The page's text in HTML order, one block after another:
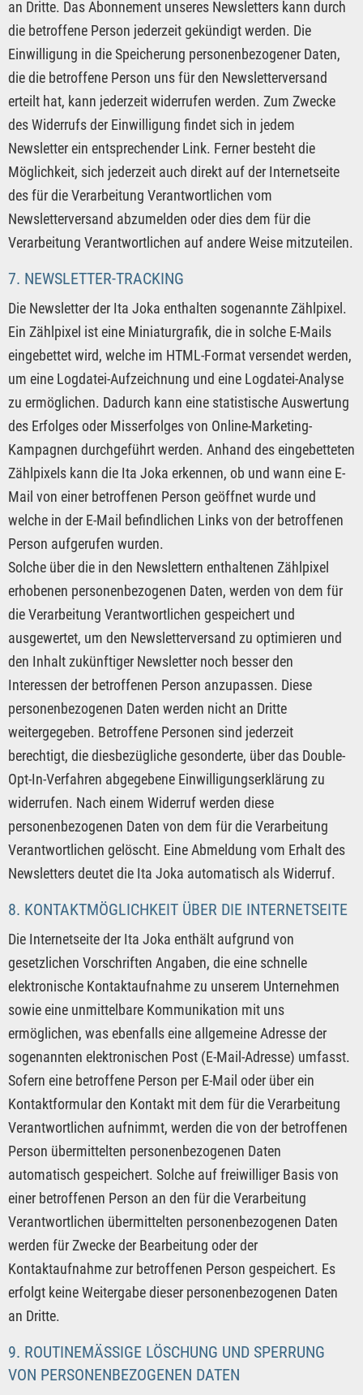
an Dritte. Das Abonnement unseres Newsletters kann durch
die betroffene Person jederzeit gekündigt werden. Die
Einwilligung in die Speicherung personenbezogener Daten,
die die betroffene Person uns für den Newsletterversand
erteilt hat, kann jederzeit widerrufen werden. Zum Zwecke
des Widerrufs der Einwilligung findet sich in jedem
Newsletter ein entsprechender Link. Ferner besteht die
Möglichkeit, sich jederzeit auch direkt auf der Internetseite
des für die Verarbeitung Verantwortlichen vom
Newsletterversand abzumelden oder dies dem für die
Verarbeitung Verantwortlichen auf andere Weise mitzuteilen.
7. NEWSLETTER-TRACKING
Die Newsletter der Ita Joka enthalten sogenannte Zählpixel.
Ein Zählpixel ist eine Miniaturgrafik, die in solche E-Mails
eingebettet wird, welche im HTML-Format versendet werden,
um eine Logdatei-Aufzeichnung und eine Logdatei-Analyse
zu ermöglichen. Dadurch kann eine statistische Auswertung
des Erfolges oder Misserfolges von Online-Marketing-
Kampagnen durchgeführt werden. Anhand des eingebetteten
Zählpixels kann die Ita Joka erkennen, ob und wann eine E-
Mail von einer betroffenen Person geöffnet wurde und
welche in der E-Mail befindlichen Links von der betroffenen
Person aufgerufen wurden.
Solche über die in den Newslettern enthaltenen Zählpixel
erhobenen personenbezogenen Daten, werden von dem für
die Verarbeitung Verantwortlichen gespeichert und
ausgewertet, um den Newsletterversand zu optimieren und
den Inhalt zukünftiger Newsletter noch besser den
Interessen der betroffenen Person anzupassen. Diese
personenbezogenen Daten werden nicht an Dritte
weitergegeben. Betroffene Personen sind jederzeit
berechtigt, die diesbezügliche gesonderte, über das Double-
Opt-In-Verfahren abgegebene Einwilligungserklärung zu
widerrufen. Nach einem Widerruf werden diese
personenbezogenen Daten von dem für die Verarbeitung
Verantwortlichen gelöscht. Eine Abmeldung vom Erhalt des
Newsletters deutet die Ita Joka automatisch als Widerruf.
8. KONTAKTMÖGLICHKEIT ÜBER DIE INTERNETSEITE
Die Internetseite der Ita Joka enthält aufgrund von
gesetzlichen Vorschriften Angaben, die eine schnelle
elektronische Kontaktaufnahme zu unserem Unternehmen
sowie eine unmittelbare Kommunikation mit uns
ermöglichen, was ebenfalls eine allgemeine Adresse der
sogenannten elektronischen Post (E-Mail-Adresse) umfasst.
Sofern eine betroffene Person per E-Mail oder über ein
Kontaktformular den Kontakt mit dem für die Verarbeitung
Verantwortlichen aufnimmt, werden die von der betroffenen
Person übermittelten personenbezogenen Daten
automatisch gespeichert. Solche auf freiwilliger Basis von
einer betroffenen Person an den für die Verarbeitung
Verantwortlichen übermittelten personenbezogenen Daten
werden für Zwecke der Bearbeitung oder der
Kontaktaufnahme zur betroffenen Person gespeichert. Es
erfolgt keine Weitergabe dieser personenbezogenen Daten
an Dritte.
9. ROUTINEMÄSSIGE LÖSCHUNG UND SPERRUNG V
ON PERSONENBEZOGENEN DATEN